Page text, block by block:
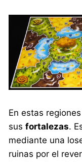
En estas
susfortalezas.
mediante una
ruinas por el